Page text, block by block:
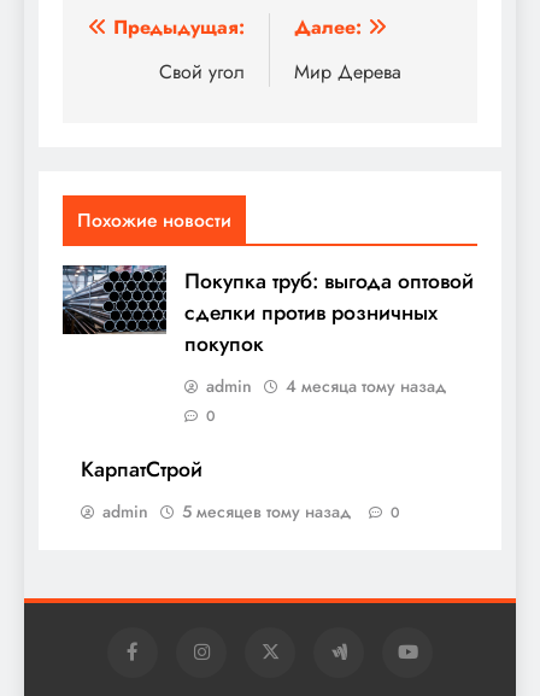
Навигация
Предыдущая:
Свой угол
Далее:
Мир Дерева
Похожие новости
Покупка труб: выгода оптовой
сделки против розничных
покупок
admin 4 месяца тому назад
0
КарпатСтрой
admin 5 месяцев тому назад 0